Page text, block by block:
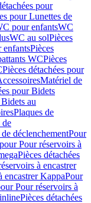
pour
pour Lunettes de
pour enfantsWC
WC au solPièces
enfantsPièces
WCPièces
Pièces détachées pour
Matériel de
pour Bidets
au
Plaques de
de
déclenchementPour
Pour réservoirs à
Pièces détachées
à encastrer
encastrer KappaPour
Pour réservoirs à
Pièces détachées